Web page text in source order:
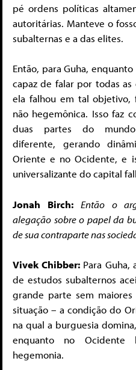
pé ordens políticas
autoritárias. Manteve o
subalternas e a das elites.
Então, para Guha,
capaz de falar por todas as
ela falhou em tal objetivo,
não hegemônica. Isso faz
duas partes do mundo
diferente, gerando
Oriente e no Ocidente, e
universalizante do capital
Jonah Birch: Então o
alegação sobre o papel da
de sua contraparte nas
Vivek Chibber: Para
de estudos subalternos
grande parte sem
situação – a condição do
na qual a burguesia
enquanto no
hegemonia.